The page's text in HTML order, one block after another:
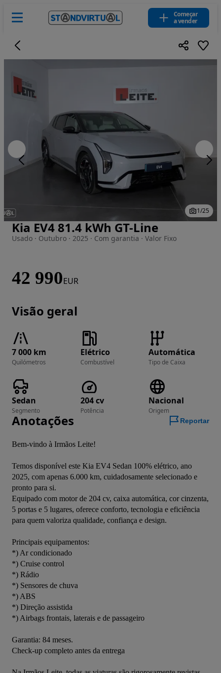
Começar
a vender
Imagem 1 de 25
1/25
Kia EV4 81.4 kWh GT-Line
Usado · Outubro · 2025 · Com garantia · Valor Fixo
42 990EUR
Visão geral
7 000 km
Quilómetros
Elétrico
Combustível
Automática
Tipo de Caixa
Sedan
Segmento
204 cv
Potência
Nacional
Origem
Anotações Reportar
Bem-vindo à Irmãos Leite!
Temos disponível este Kia EV4 Sedan 100% elétrico, ano
2025, com apenas 6.000 km, cuidadosamente selecionado e
pronto para si.
Equipado com motor de 204 cv, caixa automática, cor cinzenta,
5 portas e 5 lugares, oferece conforto, tecnologia e eficiência
para quem valoriza qualidade, confiança e design.
Principais equipamentos:
*) Ar condicionado
*) Cruise control
*) Rádio
*) Sensores de chuva
*) ABS
*) Direção assistida
*) Airbags frontais, laterais e de passageiro
Garantia: 84 meses.
Check-up completo antes da entrega